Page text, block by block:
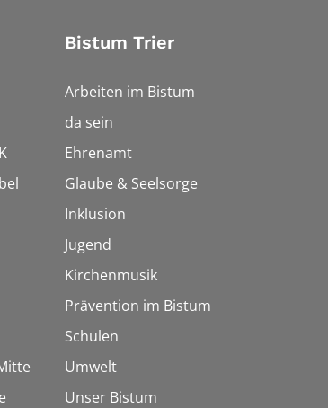
Bistum Trier
Arbeiten im Bistum
da sein
Ehrenamt
Glaube & Seelsorge
Inklusion
Jugend
Kirchenmusik
Prävention im Bistum
Schulen
Umwelt
Unser Bistum